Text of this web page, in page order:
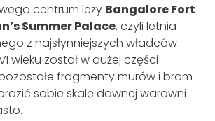
centrum leży Bangalore Fort
Summer Palace, czyli letnia
z najsłynniejszych władców
wieku został w dużej części
fragmenty murów i bram
sobie skalę dawnej warowni